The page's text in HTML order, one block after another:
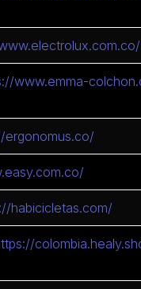
www.emma-
ergonomus.co/
habicicletas.com/